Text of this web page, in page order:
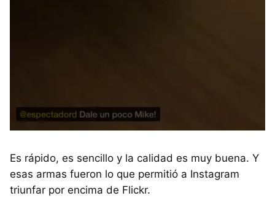
Es rápido, es sencillo y la calidad es muy buena. Y
esas armas fueron lo que permitió a Instagram
triunfar por encima de Flickr.